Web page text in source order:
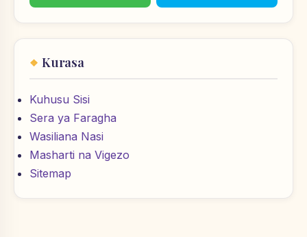
Kurasa
Kuhusu Sisi
Sera ya Faragha
Wasiliana Nasi
Masharti na Vigezo
Sitemap